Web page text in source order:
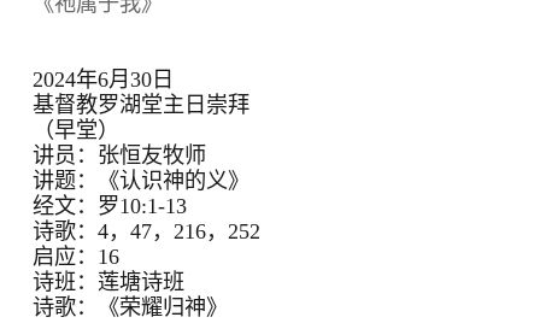
2024年6月30日
基督教罗湖堂主日崇拜
（早堂）
讲员：张恒友牧师
讲题：《认识神的义》
经文：罗10:1-13
诗歌：4，47，216，252
启应：16
诗班：莲塘诗班
诗歌：《荣耀归神》